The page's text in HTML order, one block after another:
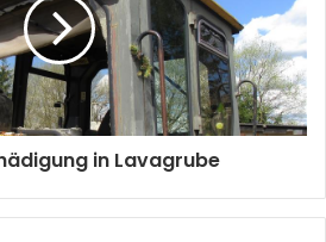
in Lavagrube